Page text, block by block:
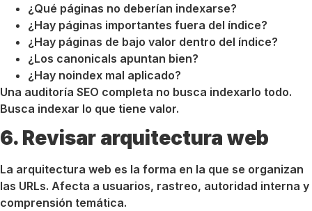
¿Qué páginas no deberían indexarse?
¿Hay páginas importantes fuera del índice?
¿Hay páginas de bajo valor dentro del índice?
¿Los canonicals apuntan bien?
¿Hay noindex mal aplicado?
Una auditoría SEO completa no busca indexarlo todo.
Busca indexar lo que tiene valor.
6. Revisar arquitectura web
La arquitectura web es la forma en la que se organizan
las URLs. Afecta a usuarios, rastreo, autoridad interna y
comprensión temática.